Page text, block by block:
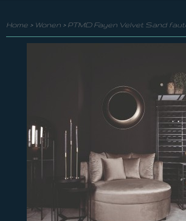
Home > Wonen > PTMD Fayen Velvet Sand